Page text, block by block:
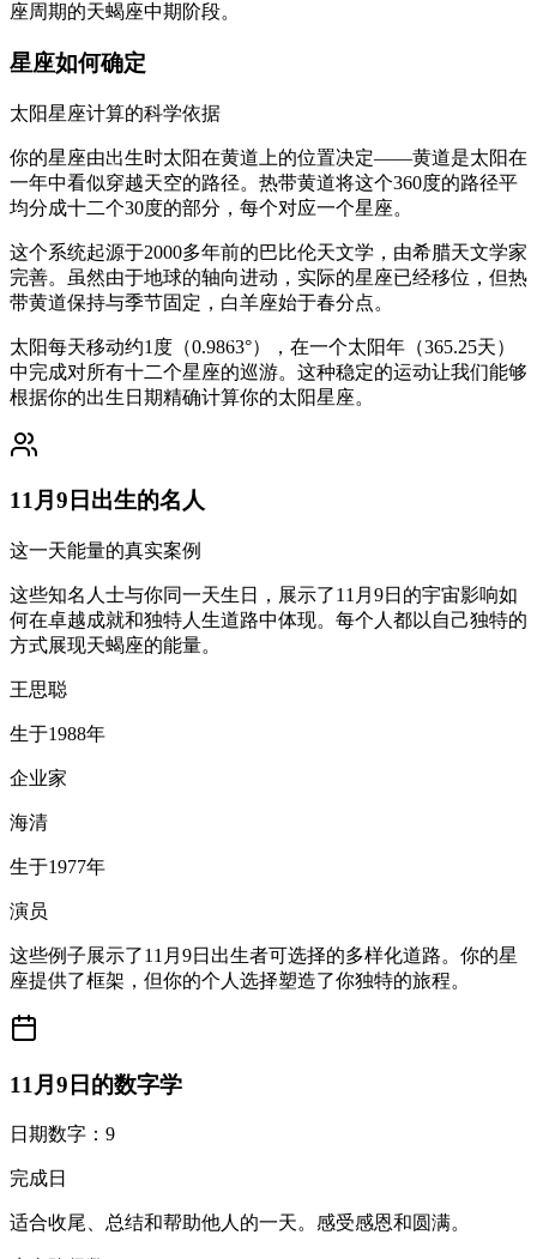
座周期的天蝎座中期阶段。
星座如何确定
太阳星座计算的科学依据
你的星座由出生时太阳在黄道上的位置决定——黄道是太阳在
一年中看似穿越天空的路径。热带黄道将这个360度的路径平
均分成十二个30度的部分，每个对应一个星座。
这个系统起源于2000多年前的巴比伦天文学，由希腊天文学家
完善。虽然由于地球的轴向进动，实际的星座已经移位，但热
带黄道保持与季节固定，白羊座始于春分点。
太阳每天移动约1度（0.9863°），在一个太阳年（365.25天）
中完成对所有十二个星座的巡游。这种稳定的运动让我们能够
根据你的出生日期精确计算你的太阳星座。
11月9日出生的名人
这一天能量的真实案例
这些知名人士与你同一天生日，展示了11月9日的宇宙影响如
何在卓越成就和独特人生道路中体现。每个人都以自己独特的
方式展现天蝎座的能量。
王思聪
生于1988年
企业家
海清
生于1977年
演员
这些例子展示了11月9日出生者可选择的多样化道路。你的星
座提供了框架，但你的个人选择塑造了你独特的旅程。
11月9日的数字学
日期数字：9
完成日
适合收尾、总结和帮助他人的一天。感受感恩和圆满。